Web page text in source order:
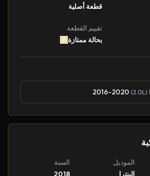
قطعة أصلية
تقييم القطعة
بحالة ممتازة
(2.0L)
الموديل
السنة